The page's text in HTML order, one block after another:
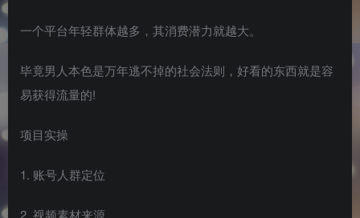
一个平台年轻群体越多，其消费潜力就越大。
毕竟男人本色是万年逃不掉的社会法则，好看的东西就是容
易获得流量的!
项目实操
1. 账号人群定位